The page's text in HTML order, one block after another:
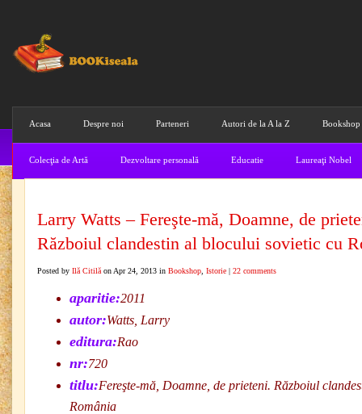
Acasa Despre noi Parteneri Autori de la A la Z Bookshop
Colecţia de Artă Dezvoltare personală Educatie Laureaţi Nobel
Larry Watts – Fereşte-mă, Doamne, de
Războiul clandestin al blocului sovietic cu
Posted by Ilă Citilă on Apr 24, 2013 in Bookshop Istorie | 22 comments
aparitie:2011
autor:Watts, Larry
editura:Rao
nr:720
titlu:Fereşte-mă, Doamne, de prieteni. Războiul
România